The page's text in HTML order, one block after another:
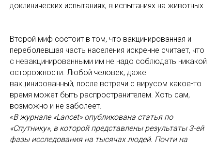
доклинических испытаниях, в испытаниях на животных.
Второй миф состоит в том, что вакцинированная и
переболевшая часть населения искренне считает, что
с невакцинированными им не надо соблюдать никакой
осторожности. Любой человек, даже
вакцинированный, после встречи с вирусом какое-то
время может быть распространителем. Хоть сам,
возможно и не заболеет.
«В журнале «Lancet» опубликована статья по
«Спутнику», в которой представлены результаты 3-ей
фазы исследования на тысячах людей. Почти на